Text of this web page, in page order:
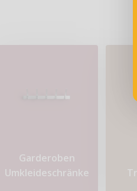
Garderoben
Umkleideschränke